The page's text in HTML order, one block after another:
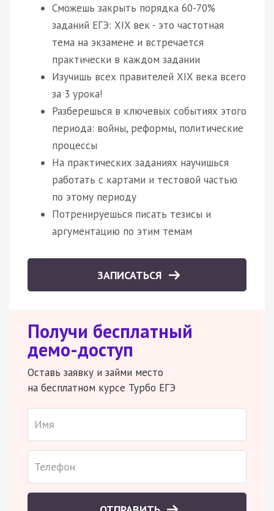
Сможешь закрыть порядка 60-70%
заданий ЕГЭ: XIX век - это частотная
тема на экзамене и встречается
практически в каждом задании
Изучишь всех правителей XIX века всего
за 3 урока!
Разберешься в ключевых событиях этого
периода: войны, реформы, политические
процессы
На практических заданиях научишься
работать с картами и тестовой частью
по этому периоду
Потренируешься писать тезисы и
аргументацию по этим темам
ЗАПИСАТЬСЯ
Получи бесплатный
демо-доступ
Оставь заявку и займи место
на бесплатном курсе Турбо ЕГЭ